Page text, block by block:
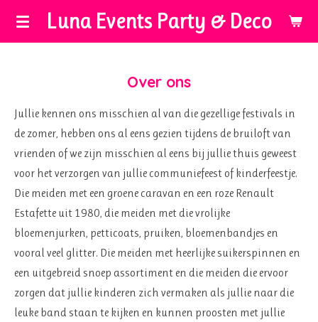
Ga
Luna Events Party & Deco
Over ons
Jullie kennen ons misschien al van die gezellige festivals in
de zomer, hebben ons al eens gezien tijdens de bruiloft van
vrienden of we zijn misschien al eens bij jullie thuis geweest
voor het verzorgen van jullie communiefeest of kinderfeestje.
Die meiden met een groene caravan en een roze Renault
Estafette uit 1980, die meiden met die vrolijke
bloemenjurken, petticoats, pruiken, bloemenbandjes en
vooral veel glitter. Die meiden met heerlijke suikerspinnen en
een uitgebreid snoep assortiment en die meiden die ervoor
zorgen dat jullie kinderen zich vermaken als jullie naar die
leuke band staan te kijken en kunnen proosten met jullie